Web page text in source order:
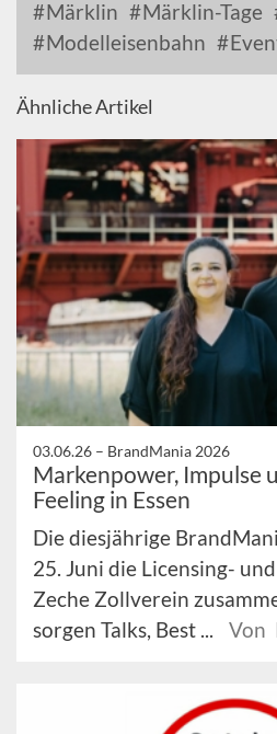
Märklin Märklin-Tage
Modelleisenbahn
Ähnliche Artikel
03.06.26 – BrandMania 2026
Markenpower, Impulse
Feeling in Essen
Die diesjährige
25. Juni die Licensing-
Zeche Zollverein
sorgen Talks, Best ...
Von